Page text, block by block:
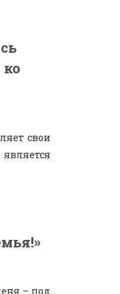
свои
– под